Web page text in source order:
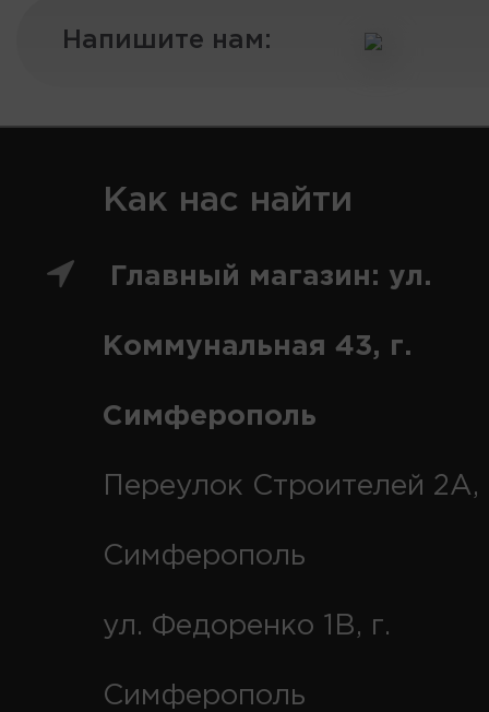
Напишите нам:
Как нас найти
Главный магазин: ул.
Коммунальная 43, г.
Симферополь
Переулок Строителей 2А,
Симферополь
ул. Федоренко 1В, г.
Симферополь